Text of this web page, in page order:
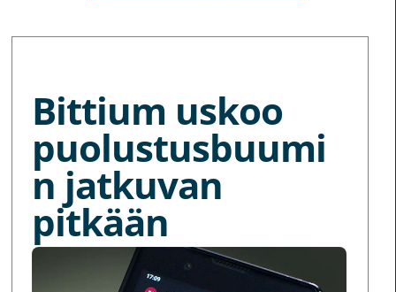
Bittium uskoo
puolustusbuumi
n jatkuvan
pitkään